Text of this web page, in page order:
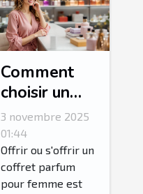
Comment
choisir un
coffret
parfum pour
femme idéal
?
3 novembre 2025
01:44
Offrir ou s'offrir un
coffret parfum
pour femme est